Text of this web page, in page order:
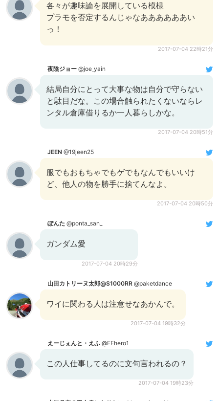
各々が趣味論を展開している模様
プラモを否定するんじゃなああああああい
っ！
2017-07-04 22時21分
夜陰ジョー @joe_yain
結局自分にとって大事な物は自分で守らない
と駄目だな。この場合触られたくないならレ
ンタル倉庫借りるか一人暮らしかな。
2017-07-04 20時51分
JEEN @19jeen25
服でもおもちゃでもゲでもなんでもいいけ
ど、他人の物を勝手に捨てんなよ。
2017-07-04 20時50分
ぽんた @ponta_san_
ガンダム愛
2017-07-04 20時29分
山田カトリーヌ太郎@S1000RR @paketdance
ワイに関わる人は注意せなあかんで。
2017-07-04 19時32分
えーじぇんと・えふ @EFhero1
この人仕事してるのに文句言われるの？
2017-07-04 19時23分